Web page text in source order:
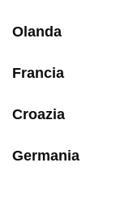
Olanda
Francia
Croazia
Germania